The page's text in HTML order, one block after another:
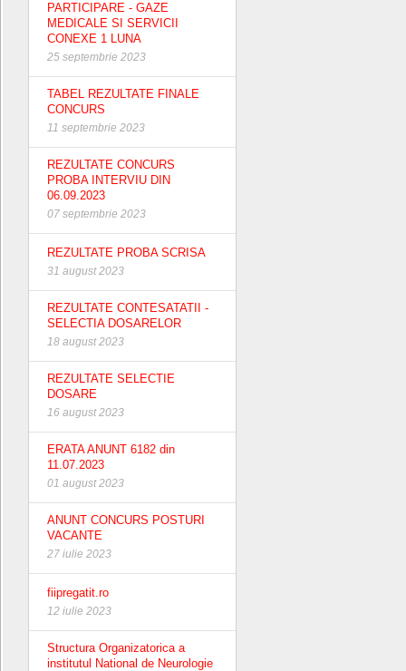
PARTICIPARE - GAZE
MEDICALE SI SERVICII
CONEXE 1 LUNA
25 septembrie 2023
TABEL REZULTATE FINALE
CONCURS
11 septembrie 2023
REZULTATE CONCURS
PROBA INTERVIU DIN
06.09.2023
07 septembrie 2023
REZULTATE PROBA SCRISA
31 august 2023
REZULTATE CONTESATATII -
SELECTIA DOSARELOR
18 august 2023
REZULTATE SELECTIE
DOSARE
16 august 2023
ERATA ANUNT 6182 din
11.07.2023
01 august 2023
ANUNT CONCURS POSTURI
VACANTE
27 iulie 2023
fiipregatit.ro
12 iulie 2023
Structura Organizatorica a
institutul National de Neurologie